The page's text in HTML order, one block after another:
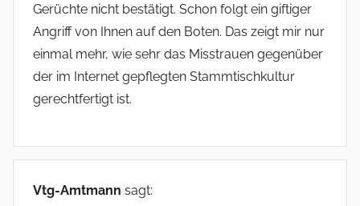
Gerüchte nicht bestätigt. Schon folgt ein giftiger
Angriff von Ihnen auf den Boten. Das zeigt mir nur
einmal mehr, wie sehr das Misstrauen gegenüber
der im Internet gepflegten Stammtischkultur
gerechtfertigt ist.
Vtg-Amtmann sagt: